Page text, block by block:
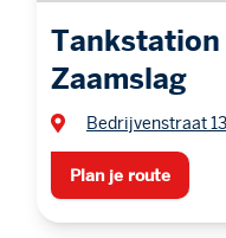
Tankstation
Zaamslag
Bedrijvenstraat
Plan je route